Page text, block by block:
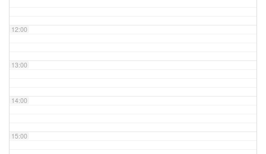
12:00
13:00
14:00
15:00